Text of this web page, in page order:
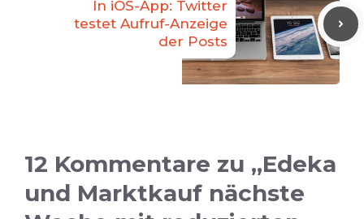
In iOS-App: Twitter
testet Aufruf-Anzeige
der Posts
12 Kommentare zu „Edeka
und Marktkauf nächste